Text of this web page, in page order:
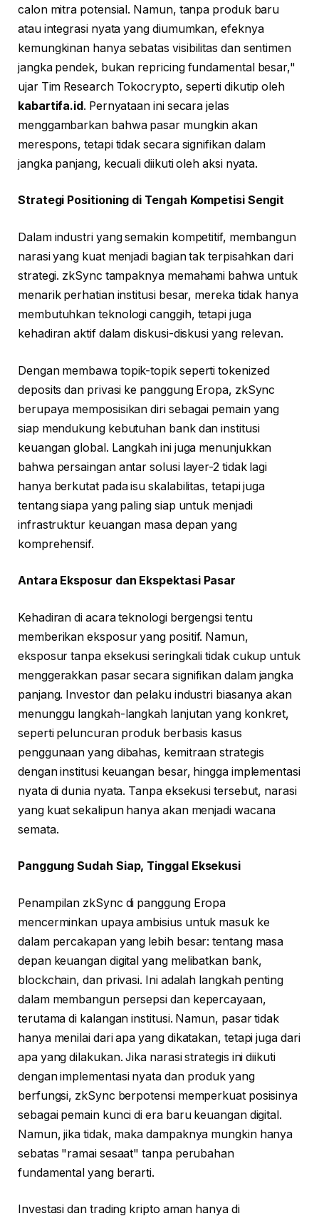
calon mitra potensial. Namun, tanpa produk baru
atau integrasi nyata yang diumumkan, efeknya
kemungkinan hanya sebatas visibilitas dan sentimen
jangka pendek, bukan repricing fundamental besar,"
ujar Tim Research Tokocrypto, seperti dikutip oleh
kabartifa.id. Pernyataan ini secara jelas
menggambarkan bahwa pasar mungkin akan
merespons, tetapi tidak secara signifikan dalam
jangka panjang, kecuali diikuti oleh aksi nyata.
Strategi Positioning di Tengah Kompetisi Sengit
Dalam industri yang semakin kompetitif, membangun
narasi yang kuat menjadi bagian tak terpisahkan dari
strategi. zkSync tampaknya memahami bahwa untuk
menarik perhatian institusi besar, mereka tidak hanya
membutuhkan teknologi canggih, tetapi juga
kehadiran aktif dalam diskusi-diskusi yang relevan.
Dengan membawa topik-topik seperti tokenized
deposits dan privasi ke panggung Eropa, zkSync
berupaya memposisikan diri sebagai pemain yang
siap mendukung kebutuhan bank dan institusi
keuangan global. Langkah ini juga menunjukkan
bahwa persaingan antar solusi layer-2 tidak lagi
hanya berkutat pada isu skalabilitas, tetapi juga
tentang siapa yang paling siap untuk menjadi
infrastruktur keuangan masa depan yang
komprehensif.
Antara Eksposur dan Ekspektasi Pasar
Kehadiran di acara teknologi bergengsi tentu
memberikan eksposur yang positif. Namun,
eksposur tanpa eksekusi seringkali tidak cukup untuk
menggerakkan pasar secara signifikan dalam jangka
panjang. Investor dan pelaku industri biasanya akan
menunggu langkah-langkah lanjutan yang konkret,
seperti peluncuran produk berbasis kasus
penggunaan yang dibahas, kemitraan strategis
dengan institusi keuangan besar, hingga implementasi
nyata di dunia nyata. Tanpa eksekusi tersebut, narasi
yang kuat sekalipun hanya akan menjadi wacana
semata.
Panggung Sudah Siap, Tinggal Eksekusi
Penampilan zkSync di panggung Eropa
mencerminkan upaya ambisius untuk masuk ke
dalam percakapan yang lebih besar: tentang masa
depan keuangan digital yang melibatkan bank,
blockchain, dan privasi. Ini adalah langkah penting
dalam membangun persepsi dan kepercayaan,
terutama di kalangan institusi. Namun, pasar tidak
hanya menilai dari apa yang dikatakan, tetapi juga dari
apa yang dilakukan. Jika narasi strategis ini diikuti
dengan implementasi nyata dan produk yang
berfungsi, zkSync berpotensi memperkuat posisinya
sebagai pemain kunci di era baru keuangan digital.
Namun, jika tidak, maka dampaknya mungkin hanya
sebatas "ramai sesaat" tanpa perubahan
fundamental yang berarti.
Investasi dan trading kripto aman hanya di